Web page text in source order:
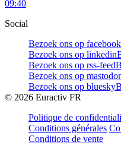
09:40
Social
Bezoek ons op facebook
Bezoek ons op linkedin
Bezoek ons op rss-feed
Bezoek ons op
Bezoek ons op bluesky
© 2026 Euractiv FR
Politique de
Conditions générales
Conditions de vente